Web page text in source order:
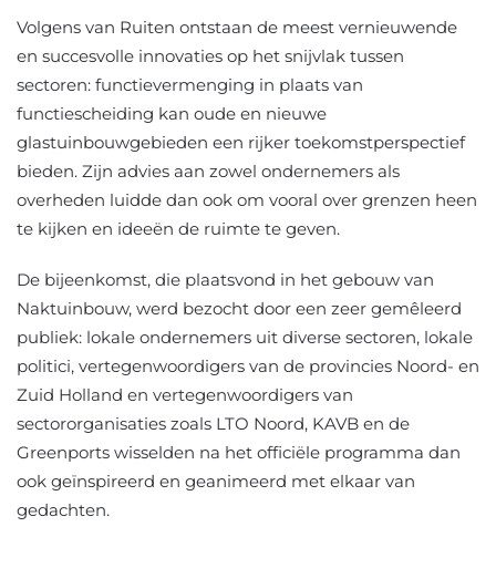
Volgens van Ruiten ontstaan de meest vernieuwende
en succesvolle innovaties op het snijvlak tussen
sectoren: functievermenging in plaats van
functiescheiding kan oude en nieuwe
glastuinbouwgebieden een rijker toekomstperspectief
bieden. Zijn advies aan zowel ondernemers als
overheden luidde dan ook om vooral over grenzen heen
te kijken en ideeën de ruimte te geven.
De bijeenkomst, die plaatsvond in het gebouw van
Naktuinbouw, werd bezocht door een zeer gemêleerd
publiek: lokale ondernemers uit diverse sectoren, lokale
politici, vertegenwoordigers van de provincies Noord- en
Zuid Holland en vertegenwoordigers van
sectororganisaties zoals LTO Noord, KAVB en de
Greenports wisselden na het officiële programma dan
ook geïnspireerd en geanimeerd met elkaar van
gedachten.